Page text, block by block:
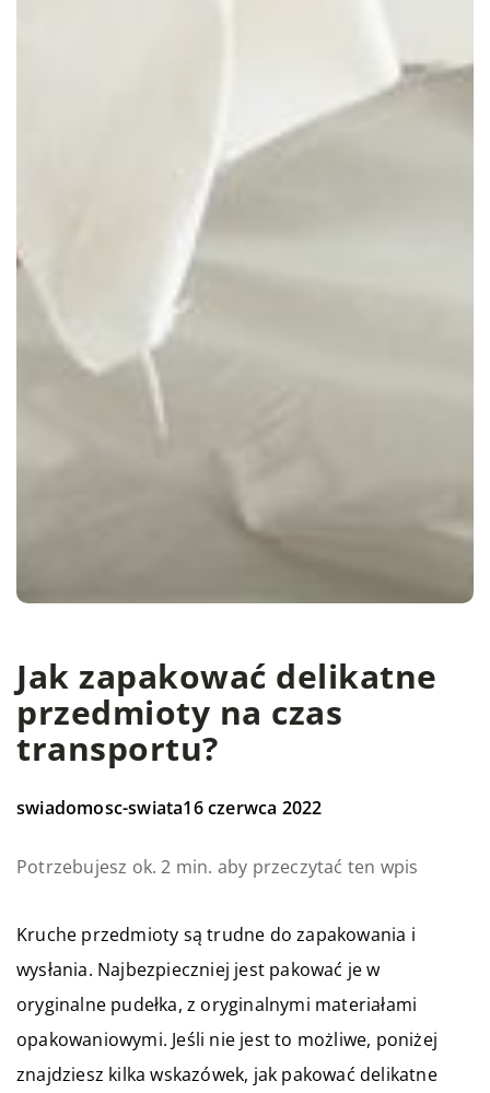
Jak zapakować delikatne
przedmioty na czas
transportu?
swiadomosc-swiata16 czerwca 2022
Potrzebujesz ok. 2 min. aby przeczytać ten wpis
Kruche przedmioty są trudne do zapakowania i
wysłania. Najbezpieczniej jest pakować je w
oryginalne pudełka, z oryginalnymi materiałami
opakowaniowymi. Jeśli nie jest to możliwe, poniżej
znajdziesz kilka wskazówek, jak pakować delikatne